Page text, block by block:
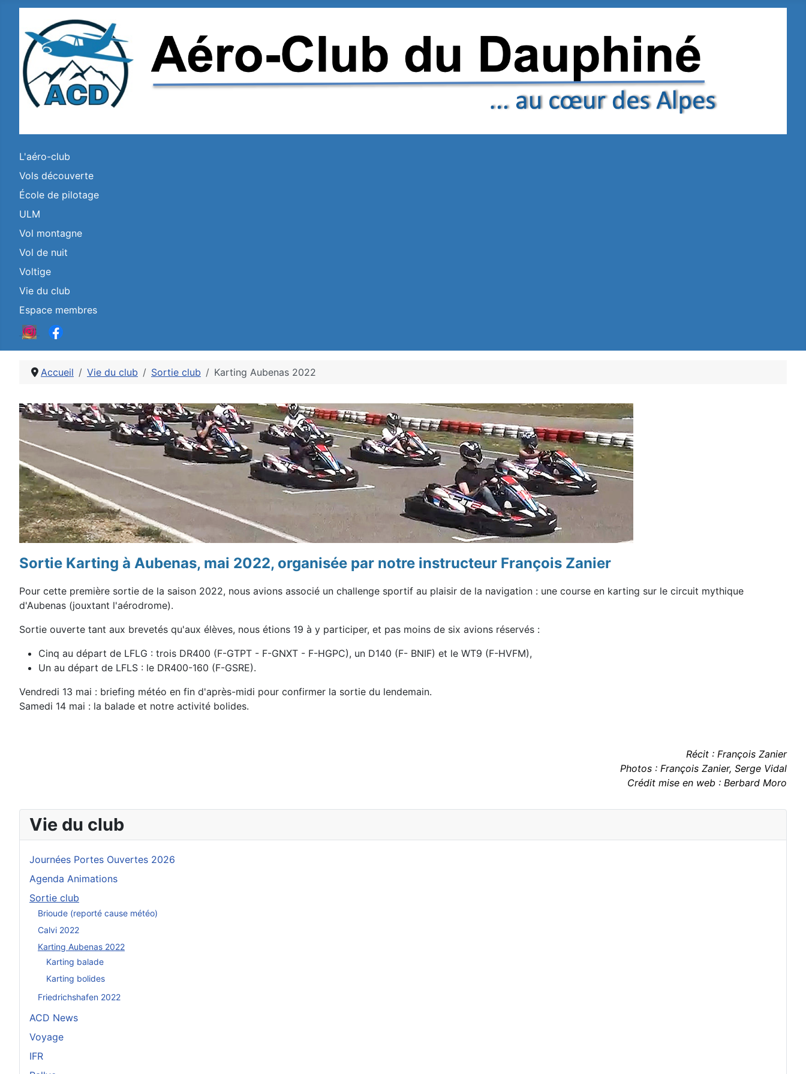
L'aéro-club
Vols découverte
École de pilotage
ULM
Vol montagne
Vol de nuit
Voltige
Vie du club
Espace membres
Vie du club
Journées Portes Ouvertes 2026
Agenda Animations
Sortie club
Brioude (reporté cause météo)
Calvi 2022
Karting Aubenas 2022
Karting balade
Karting bolides
Friedrichshafen 2022
ACD News
Voyage
IFR
Accueil Vie du club Sortie club Karting Aubenas 2022
Détails
Sortie Karting à Aubenas, mai 2022, organisée par notre instructeur François Zanier
Pour cette première sortie de la saison 2022, nous avions associé un challenge sportif au plaisir de la navigation : une course en karting sur le circuit mythique
d'Aubenas (jouxtant l'aérodrome).
Sortie ouverte tant aux brevetés qu'aux élèves, nous étions 19 à y participer, et pas moins de six avions réservés :
Cinq au départ de LFLG : trois DR400 (F-GTPT - F-GNXT - F-HGPC), un D140 (F- BNIF) et le WT9 (F-HVFM),
Un au départ de LFLS : le DR400-160 (F-GSRE).
Vendredi 13 mai : briefing météo en fin d'après-midi pour confirmer la sortie du lendemain.
Samedi 14 mai : la balade et notre activité bolides.
Récit : François Zanier
Photos : François Zanier, Serge Vidal
Crédit mise en web : Berbard Moro